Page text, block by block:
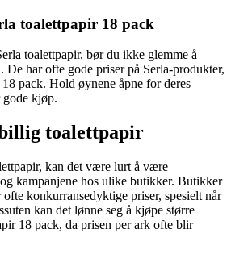
toalettpapir 18 pack
toalettpapir, bør du ikke glemme å
De har ofte gode priser på Serla-produkter,
pack. Hold øynene åpne for deres
kjøp.
toalettpapir
kan det være lurt å være
kampanjene hos ulike butikker. Butikker
konkurransedyktige priser, spesielt når
kan det lønne seg å kjøpe større
18 pack, da prisen per ark ofte blir